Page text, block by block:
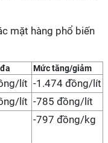
mặt hàng phổ biến
Mức tăng/giảm
lít -1.474 đồng/lít
lít -785 đồng/lít
-797 đồng/kg